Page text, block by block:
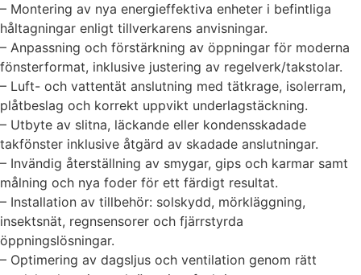
– Montering av nya energieffektiva enheter i befintliga
håltagningar enligt tillverkarens anvisningar.
– Anpassning och förstärkning av öppningar för moderna
fönsterformat, inklusive justering av regelverk/takstolar.
– Luft- och vattentät anslutning med tätkrage, isolerram,
plåtbeslag och korrekt uppvikt underlagstäckning.
– Utbyte av slitna, läckande eller kondensskadade
takfönster inklusive åtgärd av skadade anslutningar.
– Invändig återställning av smygar, gips och karmar samt
målning och nya foder för ett färdigt resultat.
– Installation av tillbehör: solskydd, mörkläggning,
insektsnät, regnsensorer och fjärrstyrda
öppningslösningar.
– Optimering av dagsljus och ventilation genom rätt